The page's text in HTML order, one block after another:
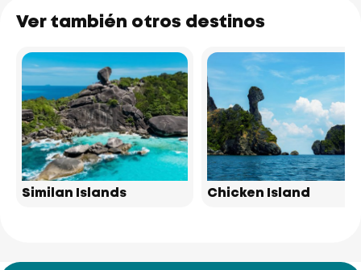
Ver también otros destinos
Similan Islands Chicken Island